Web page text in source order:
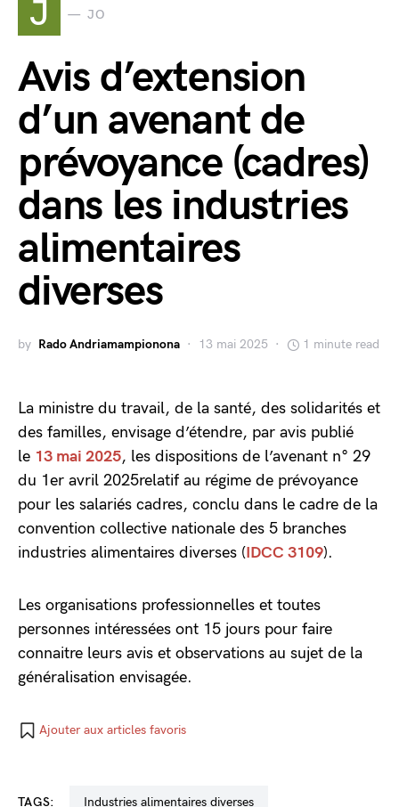
J JO
Avis d’extension
d’un avenant de
prévoyance (cadres)
dans les industries
alimentaires
diverses
by Rado Andriamampionona 13 mai 2025 1 minute read
La ministre du travail, de la santé, des solidarités et
des familles, envisage d’étendre, par avis publié
le 13 mai 2025, les dispositions de l’avenant n° 29
du 1er avril 2025relatif au régime de prévoyance
pour les salariés cadres, conclu dans le cadre de la
convention collective nationale des 5 branches
industries alimentaires diverses (IDCC 3109).
Les organisations professionnelles et toutes
personnes intéressées ont 15 jours pour faire
connaitre leurs avis et observations au sujet de la
généralisation envisagée.
Ajouter aux articles favoris
TAGS: industries alimentaires diverses